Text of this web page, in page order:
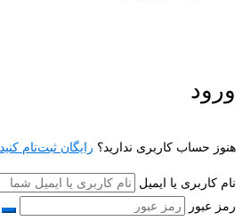
ورود
هنوز حساب کاربری ندارید؟ رایگان ثبت‌نام کنید
نام کاربری یا ایمیل
رمز عبور